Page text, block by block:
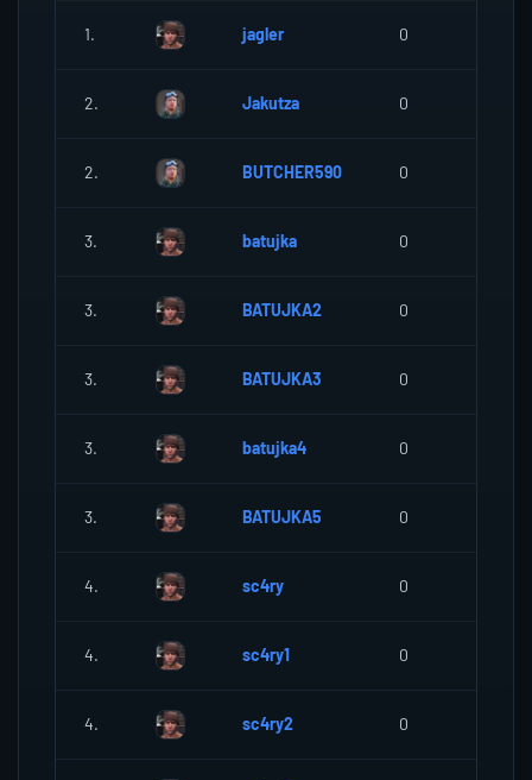
1. jagler 0
2. Jakutza 0
2. BUTCHER590 0
3. batujka 0
3. BATUJKA2 0
3. BATUJKA3 0
3. batujka4 0
3. BATUJKA5 0
4. sc4ry 0
4. sc4ry1 0
4. sc4ry2 0